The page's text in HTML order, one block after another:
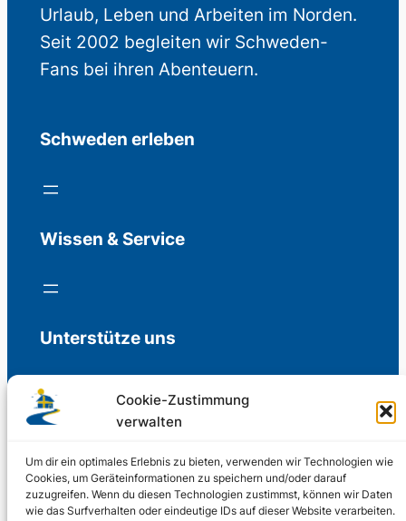
Cookie-Zustimmung
verwalten
Um dir ein optimales Erlebnis zu bieten, verwenden wir Technologien wie
Cookies, um Geräteinformationen zu speichern und/oder darauf
zuzugreifen. Wenn du diesen Technologien zustimmst, können wir Daten
wie das Surfverhalten oder eindeutige IDs auf dieser Website verarbeiten.
Urlaub, Leben und Arbeiten im Norden.
Seit 2002 begleiten wir Schweden-
Fans bei ihren Abenteuern.
Schweden erleben
Wissen & Service
Unterstütze uns
Freiwillige Spenden für die Aufrechterhaltung
Support us